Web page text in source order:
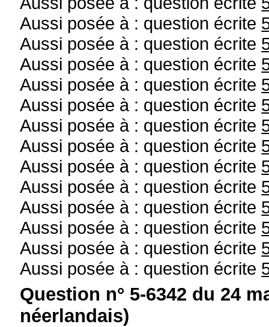
Aussi posée à : question écrite
Aussi posée à : question écrite
Aussi posée à : question écrite
Aussi posée à : question écrite
Aussi posée à : question écrite
Aussi posée à : question écrite
Aussi posée à : question écrite
Aussi posée à : question écrite
Aussi posée à : question écrite
Aussi posée à : question écrite
Aussi posée à : question écrite
Aussi posée à : question écrite
Aussi posée à : question écrite
Question n° 5-6342 du 24
néerlandais)